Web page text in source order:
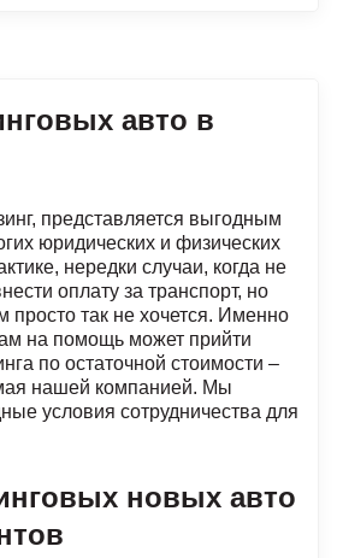
авто в
представляется выгодным
юридических и физических
нередки случаи, когда не
оплату за транспорт, но
просто так не хочется. Именно
на помощь может прийти
по остаточной стоимости –
нашей компанией. Мы
условия сотрудничества для
новых авто